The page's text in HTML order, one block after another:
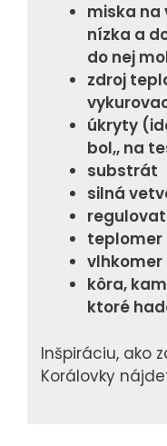
miska na
nízka a
do nej
zdroj
úkryty
bol,, na
substrát
silná
teplomer
vlhkomer
kôra,
ktoré
Inšpiráciu, ako
Korálovky